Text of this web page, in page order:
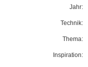
Jahr:
Technik:
Thema:
Inspiration: